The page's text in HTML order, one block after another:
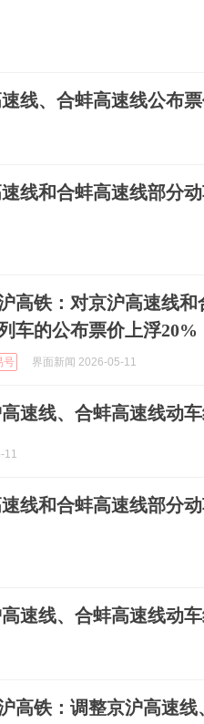
线、合蚌高速线公布
线和合蚌高速线部分
高铁：对京沪高速线
车的公布票价上浮20%
号 界面新闻 2026-05-11
速线、合蚌高速线动
11
线和合蚌高速线部分
速线、合蚌高速线动
高铁：调整京沪高速线